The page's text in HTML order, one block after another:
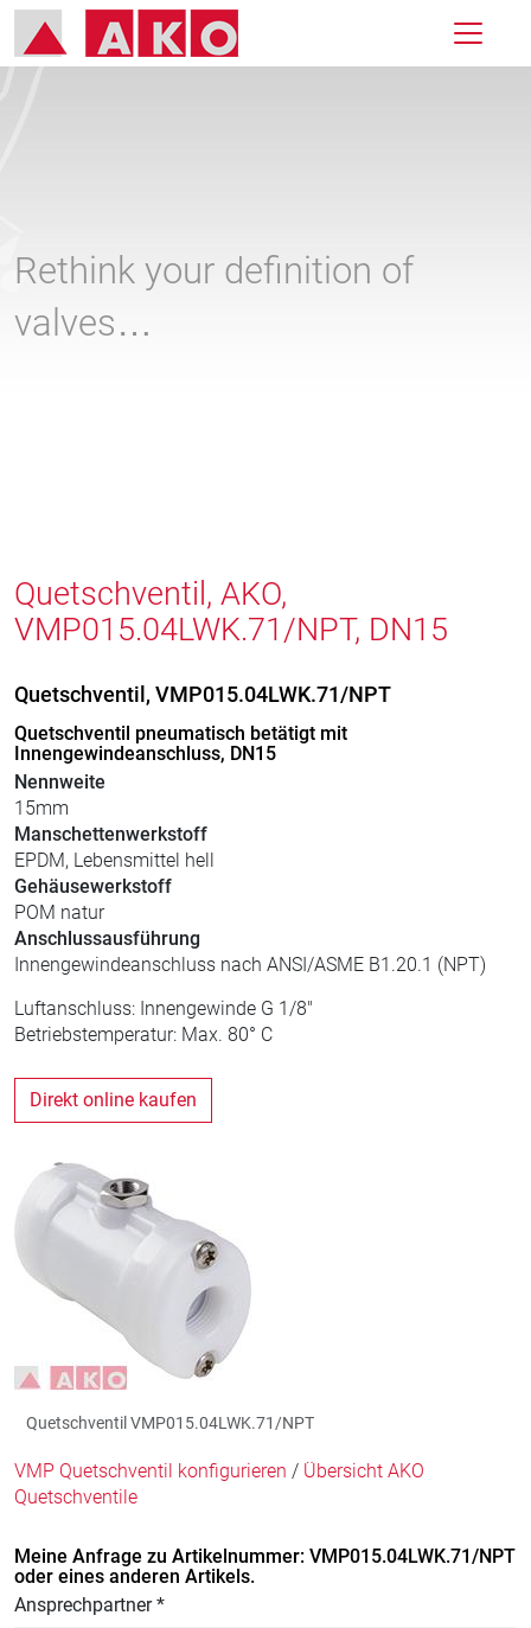
Rethink your definition of
valves…
Quetschventil, AKO,
VMP015.04LWK.71/NPT, DN15
Quetschventil, VMP015.04LWK.71/NPT
Quetschventil pneumatisch betätigt mit
Innengewindeanschluss, DN15
Nennweite
15mm
Manschettenwerkstoff
EPDM, Lebensmittel hell
Gehäusewerkstoff
POM natur
Anschlussausführung
Innengewindeanschluss nach ANSI/ASME B1.20.1 (NPT)
Luftanschluss: Innengewinde G 1/8"
Betriebstemperatur: Max. 80° C
Direkt online kaufen
Quetschventil VMP015.04LWK.71/NPT
VMP Quetschventil konfigurieren / Übersicht AKO
Quetschventile
Meine Anfrage zu Artikelnummer: VMP015.04LWK.71/NPT
oder eines anderen Artikels.
Ansprechpartner *